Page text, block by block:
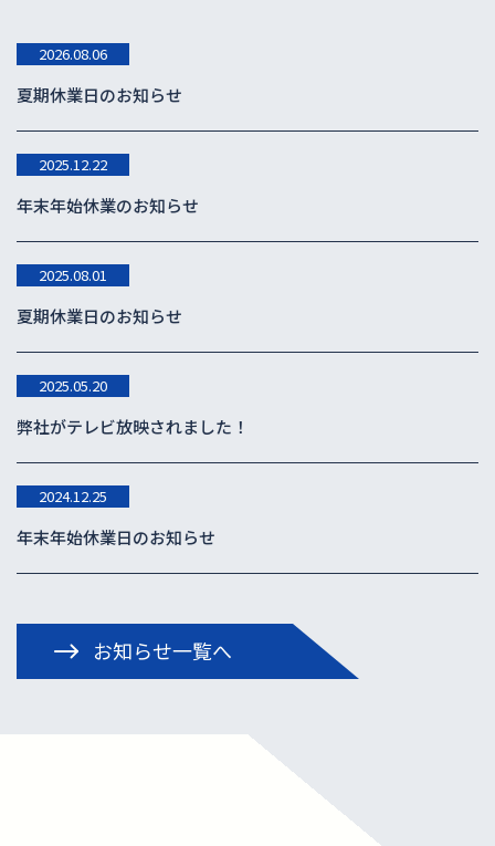
2026.08.06
夏期休業日のお知らせ
2025.12.22
年末年始休業のお知らせ
2025.08.01
夏期休業日のお知らせ
2025.05.20
弊社がテレビ放映されました！
2024.12.25
年末年始休業日のお知らせ
お知らせ一覧へ